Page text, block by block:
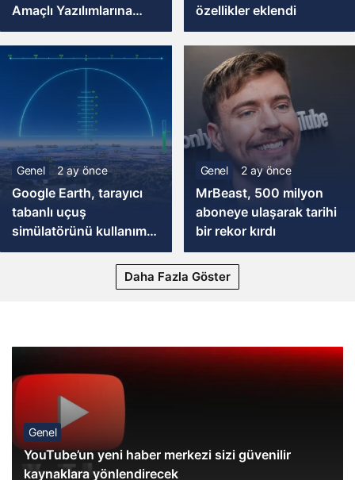
Amaçlı Yazılımlarına
Karşı Devrim Niteliğinde
Bir Savunma
özellikler eklendi
Genel 2 ay önce
Google Earth, tarayıcı
tabanlı uçuş
simülatörünü kullanıma
sundu
Genel 2 ay önce
MrBeast, 500 milyon
aboneye ulaşarak tarihi
bir rekor kırdı
Daha Fazla Göster
Genel
YouTube’un yeni haber merkezi sizi güvenilir
kaynaklara yönlendirecek